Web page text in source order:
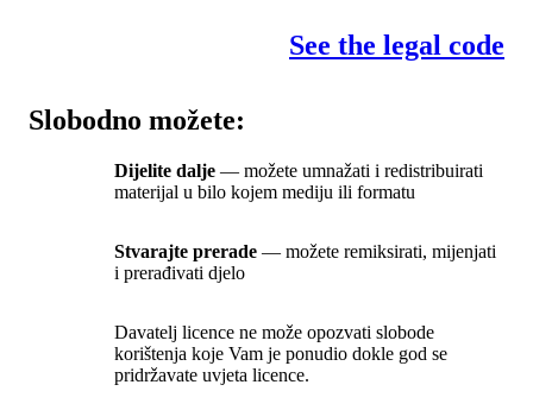
See the legal code
Slobodno možete:
Dijelite dalje — možete umnažati i redistribuirati
materijal u bilo kojem mediju ili formatu
Stvarajte prerade — možete remiksirati, mijenjati
i prerađivati djelo
Davatelj licence ne može opozvati slobode
korištenja koje Vam je ponudio dokle god se
pridržavate uvjeta licence.